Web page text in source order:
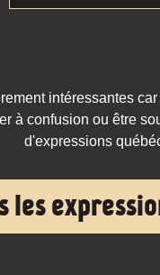
intéressantes
à confusion ou être
d'expressions
les